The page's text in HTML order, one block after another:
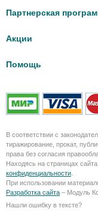
Партнерская
Акции
Помощь
В соответствии с
тиражирование, прокат,
права без согласия
Находясь на страницах
конфиденциальности
При использовании
Разработка сайта – Модуль
Нашли ошибку в тексте?